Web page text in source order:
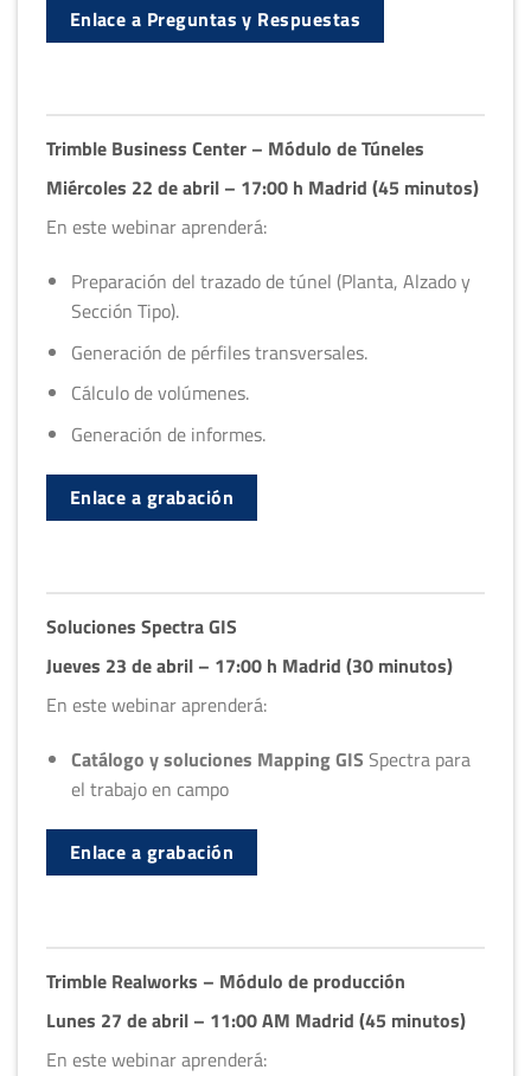
Enlace a Preguntas y Respuestas
Trimble Business Center – Módulo de Túneles
Miércoles 22 de abril – 17:00 h Madrid (45 minutos)
En este webinar aprenderá:
Preparación del trazado de túnel (Planta, Alzado y
Sección Tipo).
Generación de pérfiles transversales.
Cálculo de volúmenes.
Generación de informes.
Enlace a grabación
Soluciones Spectra GIS
Jueves 23 de abril – 17:00 h Madrid (30 minutos)
En este webinar aprenderá:
Catálogo y soluciones Mapping GIS Spectra para
el trabajo en campo
Enlace a grabación
Trimble Realworks – Módulo de producción
Lunes 27 de abril – 11:00 AM Madrid (45 minutos)
En este webinar aprenderá: